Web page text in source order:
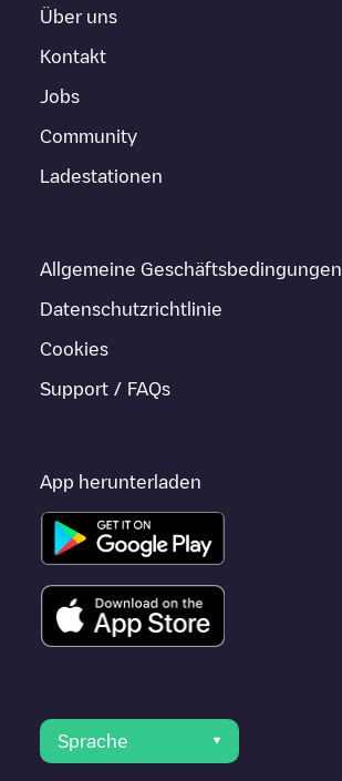
Über uns
Kontakt
Jobs
Community
Ladestationen
Allgemeine Geschäftsbedingungen
Datenschutzrichtlinie
Cookies
Support / FAQs
App herunterladen
Sprache